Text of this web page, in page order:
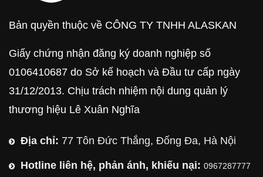
Bản quyền thuộc về CÔNG TY TNHH ALASKAN
Giấy chứng nhận đăng ký doanh nghiệp số
0106410687 do Sở kế hoạch và Đầu tư cấp ngày
31/12/2013. Chịu trách nhiệm nội dung quản lý
thương hiệu Lê Xuân Nghĩa
Địa chỉ: 77 Tôn Đức Thắng, Đống Đa, Hà Nội
Hotline liên hệ, phản ánh, khiếu nại: 0967287777